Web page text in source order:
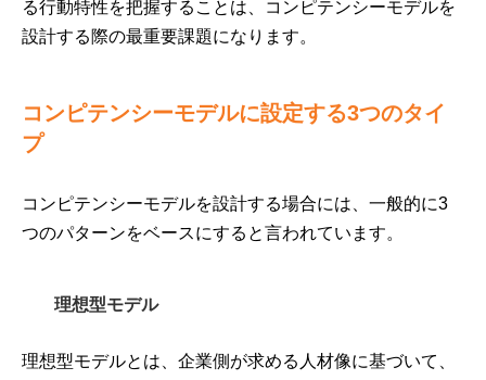
る行動特性を把握することは、コンピテンシーモデルを
設計する際の最重要課題になります。
コンピテンシーモデルに設定する3つのタイ
プ
コンピテンシーモデルを設計する場合には、一般的に3
つのパターンをベースにすると言われています。
理想型モデル
理想型モデルとは、企業側が求める人材像に基づいて、